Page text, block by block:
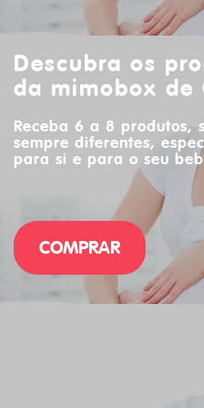
Descubra os
da mimobox de
Receba 6 a 8 produtos,
sempre diferentes,
para si e para o seu
COMPRAR